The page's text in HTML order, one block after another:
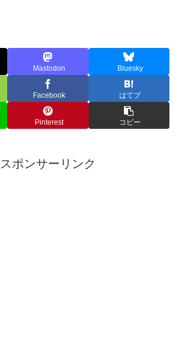
Mastodon Bluesky
Facebook はてブ
Pinterest コピー
スポンサーリンク